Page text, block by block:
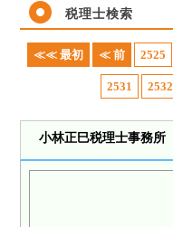
税理士検索
≪≪ 最初 ≪ 前 2525
2531 2532
小林正巳税理士事務所